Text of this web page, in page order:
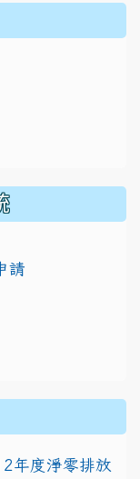
請
年度淨零排放